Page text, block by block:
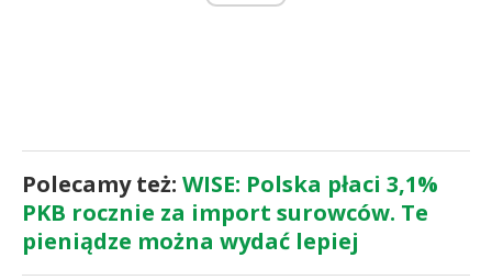
Polecamy też: WISE: Polska płaci 3,1%
PKB rocznie za import surowców. Te
pieniądze można wydać lepiej